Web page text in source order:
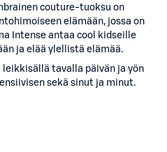
couture-tuoksu on
elämään, jossa on
Intense antaa cool kidseille
ja elää ylellistä elämää.
leikkisällä tavalla päivän ja yön
sekä sinut ja minut.